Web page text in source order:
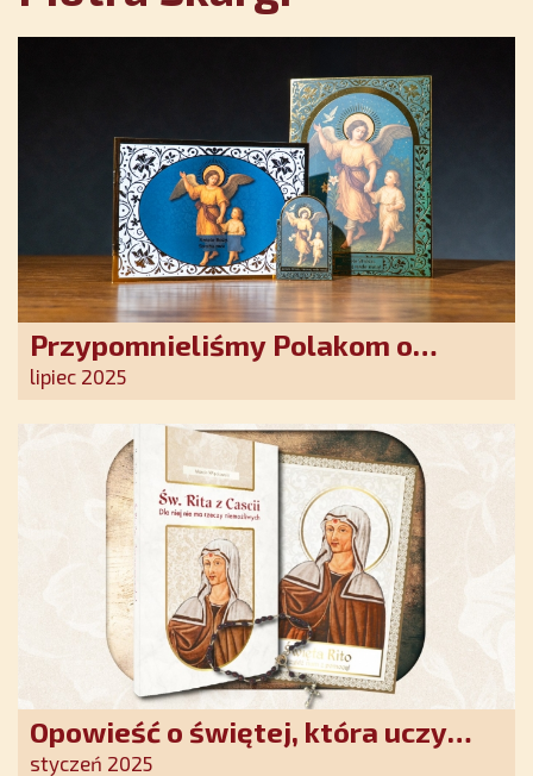
Przypomnieliśmy Polakom o
obecności Anioła Stróża!
lipiec 2025
Opowieść o świętej, która uczy
szczerego oddania się Bogu.
styczeń 2025